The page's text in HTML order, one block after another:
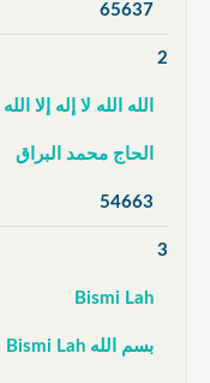
65637
2
الله الله لا إله إلا الله
الحاج محمد البراق
54663
3
Bismi Lah
بسم الله Bismi Lah